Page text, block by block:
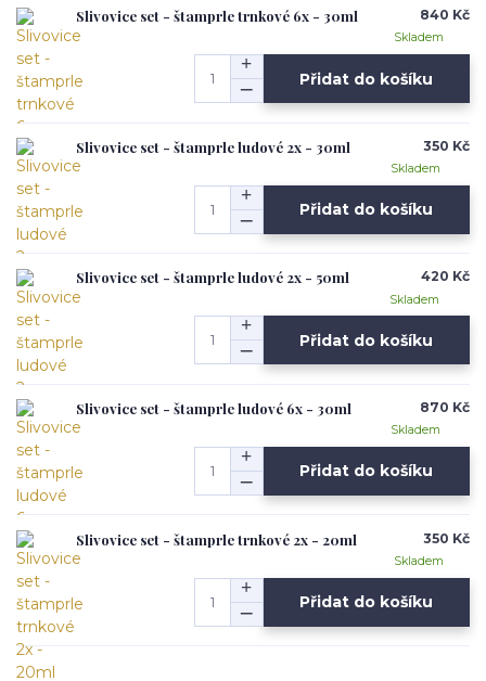
Slivovice set - štamprle trnkové 6x - 30ml 840 Kč
Skladem
Přidat do košíku
Slivovice set - štamprle ludové 2x - 30ml 350 Kč
Skladem
Přidat do košíku
Slivovice set - štamprle ludové 2x - 50ml 420 Kč
Skladem
Přidat do košíku
Slivovice set - štamprle ludové 6x - 30ml 870 Kč
Skladem
Přidat do košíku
Slivovice set - štamprle trnkové 2x - 20ml 350 Kč
Skladem
Přidat do košíku